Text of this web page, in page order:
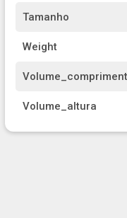
Tamanho
Weight
Volume_altura